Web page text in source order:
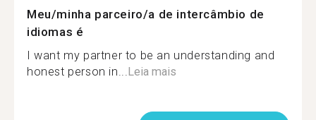
Meu/minha parceiro/a de intercâmbio de
idiomas é
I want my partner to be an understanding and
honest person in...Leia mais